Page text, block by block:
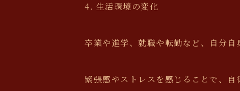
4. 生活環境の変化
卒業や進学、就職や転勤など、自分自
緊張感やストレスを感じることで、自